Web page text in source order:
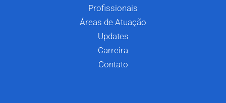
Profissionais
Áreas de Atuação
Updates
Carreira
Contato